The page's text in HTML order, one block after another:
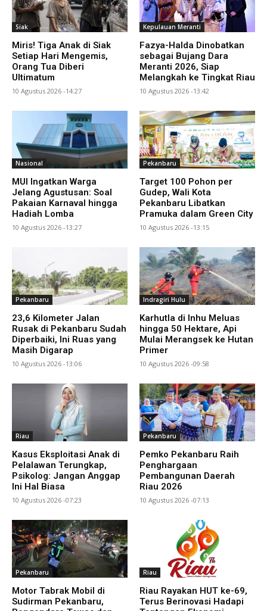
Siak
Miris! Tiga Anak di Siak
Setiap Hari Mengemis,
Orang Tua Diberi
Ultimatum
10 Agustus 2026 -14:27
Kepulauan Meranti
Fazya-Halda Dinobatkan
sebagai Bujang Dara
Meranti 2026, Siap
Melangkah ke Tingkat Riau
10 Agustus 2026 -13:42
Nasional
MUI Ingatkan Warga
Jelang Agustusan: Soal
Pakaian Karnaval hingga
Hadiah Lomba
10 Agustus 2026 -13:27
Pekanbaru
Target 100 Pohon per
Gudep, Wali Kota
Pekanbaru Libatkan
Pramuka dalam Green City
10 Agustus 2026 -13:15
Pekanbaru
23,6 Kilometer Jalan
Rusak di Pekanbaru Sudah
Diperbaiki, Ini Ruas yang
Masih Digarap
10 Agustus 2026 -13:06
Indragiri Hulu
Karhutla di Inhu Meluas
hingga 50 Hektare, Api
Mulai Merangsek ke Hutan
Primer
10 Agustus 2026 -09:58
Riau
Kasus Eksploitasi Anak di
Pelalawan Terungkap,
Psikolog: Jangan Anggap
Ini Hal Biasa
10 Agustus 2026 -07:23
Pekanbaru
Pemko Pekanbaru Raih
Penghargaan
Pembangunan Daerah
Riau 2026
10 Agustus 2026 -07:13
Pekanbaru
Motor Tabrak Mobil di
Sudirman Pekanbaru,
Riau
Riau Rayakan HUT ke-69,
Terus Berinovasi Hadapi